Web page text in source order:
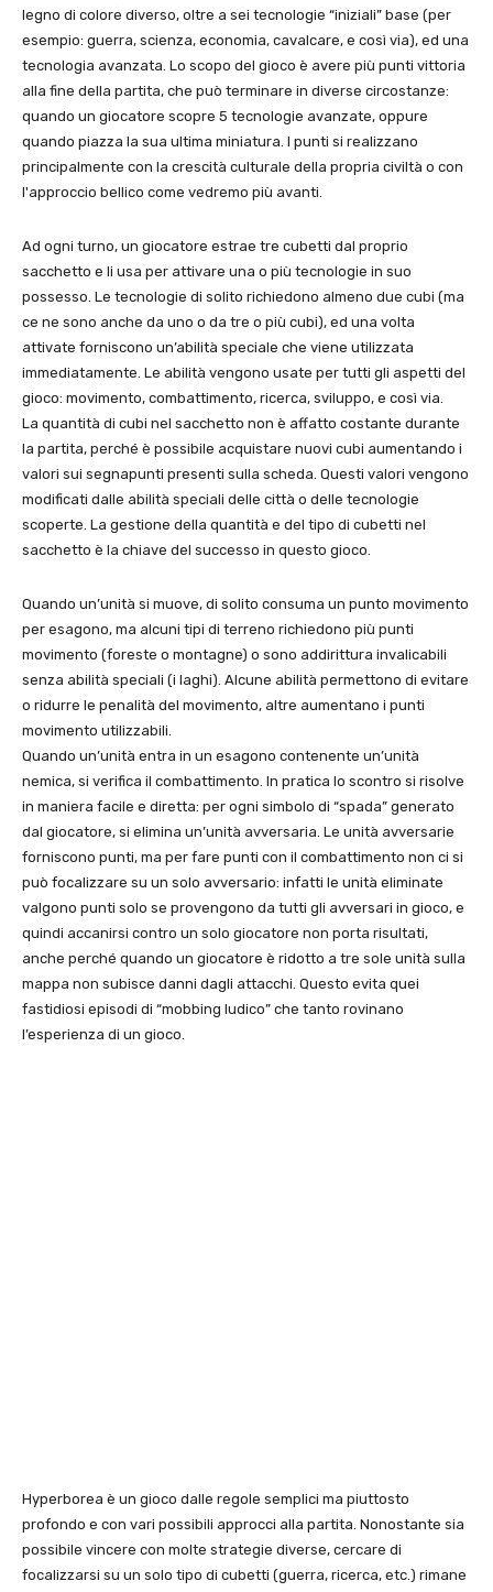
legno di colore diverso, oltre a sei tecnologie “iniziali” base (per
esempio: guerra, scienza, economia, cavalcare, e così via), ed una
tecnologia avanzata. Lo scopo del gioco è avere più punti vittoria
alla fine della partita, che può terminare in diverse circostanze:
quando un giocatore scopre 5 tecnologie avanzate, oppure
quando piazza la sua ultima miniatura. I punti si realizzano
principalmente con la crescità culturale della propria civiltà o con
l'approccio bellico come vedremo più avanti.
Ad ogni turno, un giocatore estrae tre cubetti dal proprio
sacchetto e li usa per attivare una o più tecnologie in suo
possesso. Le tecnologie di solito richiedono almeno due cubi (ma
ce ne sono anche da uno o da tre o più cubi), ed una volta
attivate forniscono un’abilità speciale che viene utilizzata
immediatamente. Le abilità vengono usate per tutti gli aspetti del
gioco: movimento, combattimento, ricerca, sviluppo, e così via.
La quantità di cubi nel sacchetto non è affatto costante durante
la partita, perché è possibile acquistare nuovi cubi aumentando i
valori sui segnapunti presenti sulla scheda. Questi valori vengono
modificati dalle abilità speciali delle città o delle tecnologie
scoperte. La gestione della quantità e del tipo di cubetti nel
sacchetto è la chiave del successo in questo gioco.
Quando un’unità si muove, di solito consuma un punto movimento
per esagono, ma alcuni tipi di terreno richiedono più punti
movimento (foreste o montagne) o sono addirittura invalicabili
senza abilità speciali (i laghi). Alcune abilità permettono di evitare
o ridurre le penalità del movimento, altre aumentano i punti
movimento utilizzabili.
Quando un’unità entra in un esagono contenente un’unità
nemica, si verifica il combattimento. In pratica lo scontro si risolve
in maniera facile e diretta: per ogni simbolo di “spada” generato
dal giocatore, si elimina un’unità avversaria. Le unità avversarie
forniscono punti, ma per fare punti con il combattimento non ci si
può focalizzare su un solo avversario: infatti le unità eliminate
valgono punti solo se provengono da tutti gli avversari in gioco, e
quindi accanirsi contro un solo giocatore non porta risultati,
anche perché quando un giocatore è ridotto a tre sole unità sulla
mappa non subisce danni dagli attacchi. Questo evita quei
fastidiosi episodi di “mobbing ludico” che tanto rovinano
l’esperienza di un gioco.
Hyperborea è un gioco dalle regole semplici ma piuttosto
profondo e con vari possibili approcci alla partita. Nonostante sia
possibile vincere con molte strategie diverse, cercare di
focalizzarsi su un solo tipo di cubetti (guerra, ricerca, etc.) rimane